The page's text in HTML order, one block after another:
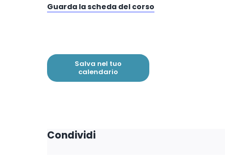
Guarda la scheda del corso
Salva nel tuo
calendario
Condividi